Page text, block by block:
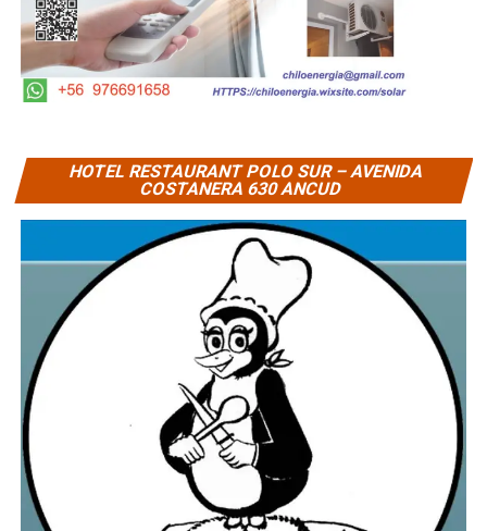
HOTEL RESTAURANT POLO SUR – AVENIDA
COSTANERA 630 ANCUD